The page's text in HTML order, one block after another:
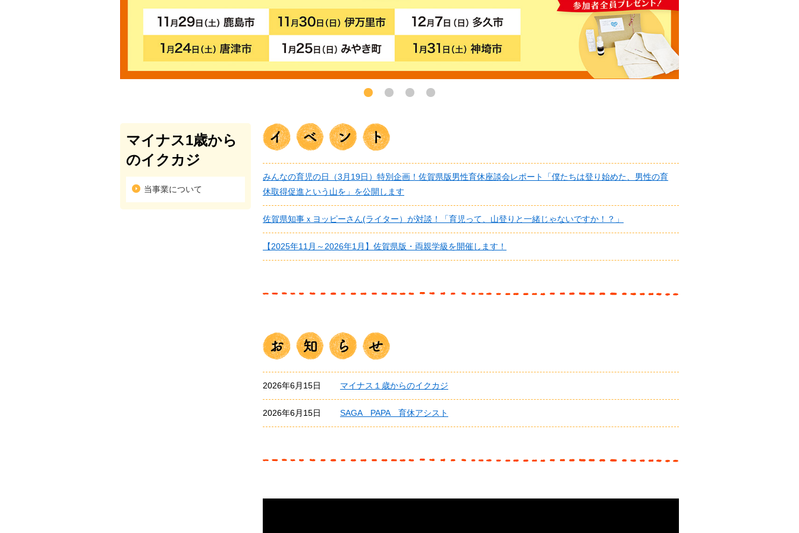
みんなの育児の日（3月19日）特別企画！佐賀県版男性育休座談会レポート「僕たちは登り始めた、男性の育
休取得促進という山を」を公開します
佐賀県知事ｘヨッピーさん(ライター）が対談！「育児って、山登りと一緒じゃないですか！？」
【2025年11月～2026年1月】佐賀県版・両親学級を開催します！
2026年6月15日 マイナス１歳からのイクカジ
2026年6月15日 SAGA PAPA 育休アシスト
マイナス1歳から
のイクカジ
当事業について